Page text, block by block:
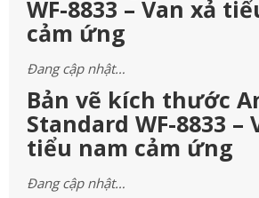
WF-8833 – Van xả
cảm ứng
Đang cập nhật…
Bản vẽ kích thước
Standard WF-8833 –
tiểu nam cảm ứng
Đang cập nhật…